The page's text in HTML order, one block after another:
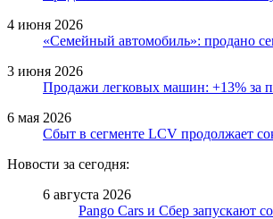
4 июня 2026
«Семейный автомобиль»: продано
3 июня 2026
Продажи легковых машин: +13% за
6 мая 2026
Сбыт в сегменте LCV продолжает
Новости за сегодня:
6 августа 2026
Pango Cars и Сбер запускают